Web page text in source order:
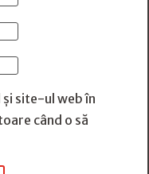
și site-ul web în
când o să